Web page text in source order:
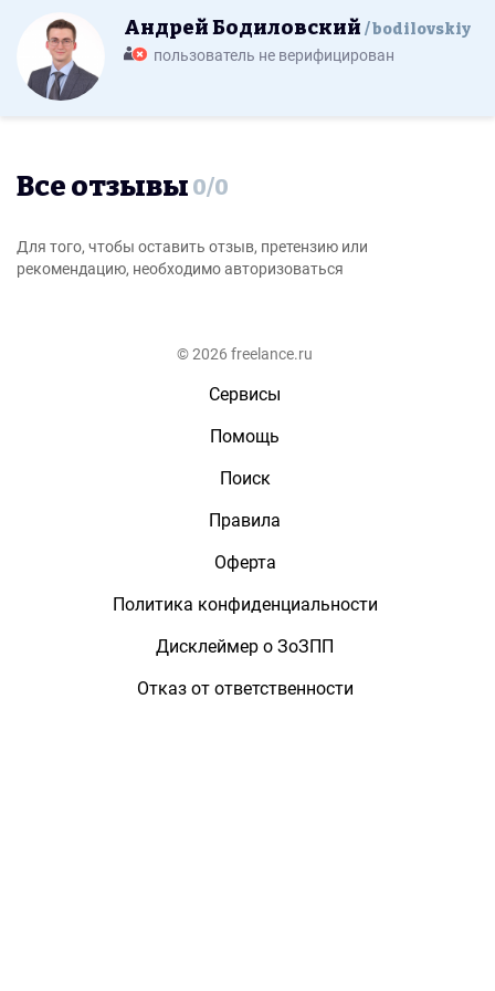
Андрей Бодиловский bodilovskiy
пользователь не верифицирован
Все отзывы 0/0
Для того, чтобы оставить отзыв, претензию или
рекомендацию, необходимо авторизоваться
© 2026 freelance.ru
Сервисы
Помощь
Поиск
Правила
Оферта
Политика конфиденциальности
Дисклеймер о ЗоЗПП
Отказ от ответственности